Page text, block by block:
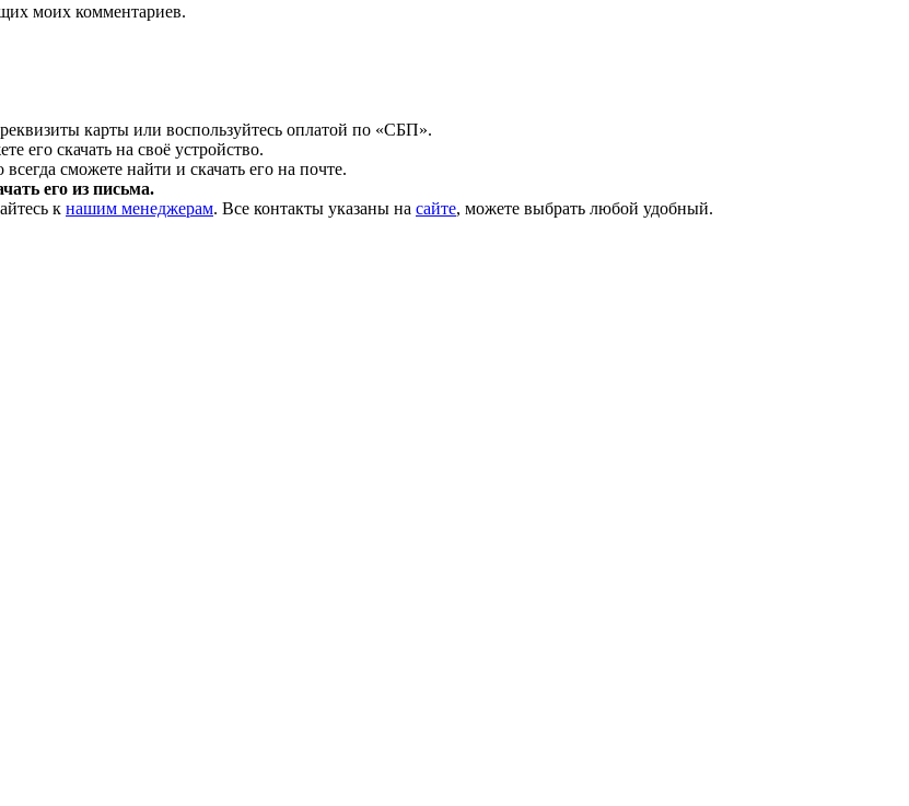
моих комментариев.
карты или воспользуйтесь оплатой по «СБП».
его скачать на своё устройство.
сможете найти и скачать его на почте.
его из письма.
к нашим менеджерам. Все контакты указаны на сайте, можете выбрать любой удобный.